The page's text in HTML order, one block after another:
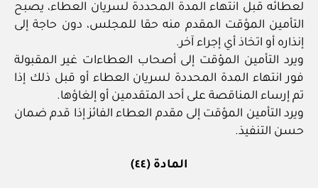
لعطائه قبل انتهاء المدة المحددة لسريان العطاء، يصبح
التأمين المؤقت المقدم منه حقا للمجلس، دون حاجة إلى
إنذاره أو اتخاذ أي إجراء آخر.
ويرد التأمين المؤقت إلى أصحاب العطاءات غير المقبولة
فور انتهاء المدة المحددة لسريان العطاء أو قبل ذلك إذا
تم إرساء المناقصة على أحد المتقدمين أو إلغاؤها.
ويرد التأمين المؤقت إلى مقدم العطاء الفائز إذا قدم ضمان
حسن التنفيذ.
المادة (٤٤)